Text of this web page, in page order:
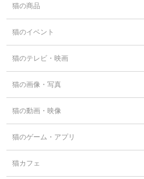
猫の商品
猫のイベント
猫のテレビ・映画
猫の画像・写真
猫の動画・映像
猫のゲーム・アプリ
猫カフェ